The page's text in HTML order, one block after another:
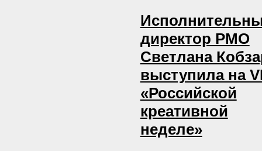
директор РМО
Светлана
выступила на
«Российской
креативной
неделе»